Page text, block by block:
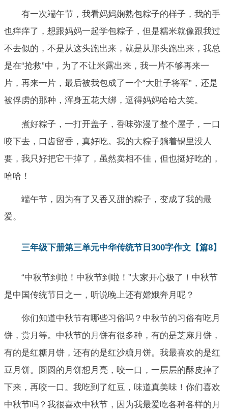
有一次端午节，我看妈妈娴熟包粽子的样子，我的手
也痒痒了，想跟妈妈一起学包粽子，但是糯米就像跟我过
不去似的，不是从这头跑出来，就是从那头跑出来，我总
是在“抢救”中，为了不让米露出来，我一片不够再来一
片，再来一片，最后被我包成了一个“大肚子将军”，还是
被俘虏的那种，浑身五花大绑，逗得妈妈哈哈大笑。
煮好粽子，一打开盖子，香味弥漫了整个屋子，一口
咬下去，口齿留香，真好吃。我的大粽子躺着锅里没人
要，我只好把它干掉了，虽然卖相不佳，但也挺好吃的，
哈哈！
端午节，因为有了又香又甜的粽子，变成了我的最
爱。
三年级下册第三单元中华传统节日300字作文【篇8】
“中秋节到啦！中秋节到啦！”大家开心极了！中秋节
是中国传统节日之一，听说晚上还有嫦娥奔月呢？
你们知道中秋节有哪些习俗吗？中秋节的习俗有吃月
饼，赏月等。中秋节的月饼有很多种，有的是芝麻月饼，
有的是红糖月饼，还有的是红沙糖月饼。我最喜欢的是红
豆月饼。圆圆的月饼想月亮，咬一口，一层层的酥皮掉了
下来，再咬一口。我吃到了红豆，味道真美味！你们喜欢
中秋节吗？我很喜欢中秋节，因为我最爱吃各种各样的月